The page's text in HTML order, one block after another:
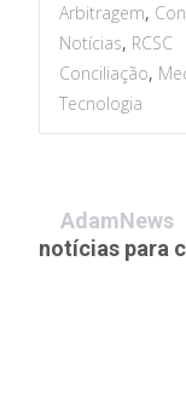
Arbitragem,
Notícias, RCSC
Conciliação,
Tecnologia
AdamNews
notícias para